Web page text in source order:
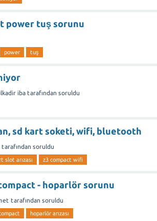
power tuş sorunu
power tuş
iba tarafından soruldu
sd kart soketi, wifi, bluetooth
tarafından soruldu
slot arızası z3 compact wifi
- hoparlör sorunu
tarafından soruldu
hoparlör arızası